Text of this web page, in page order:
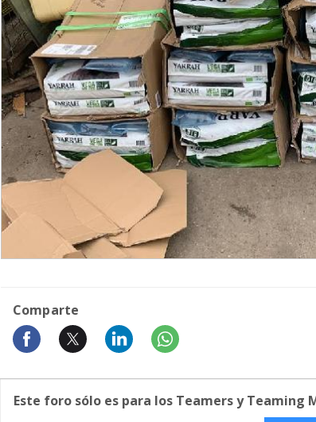
Comparte
Este foro sólo es para los Teamers y Teaming